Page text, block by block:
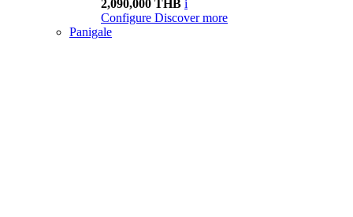
2,090,000 THB i
Configure Discover more
Panigale